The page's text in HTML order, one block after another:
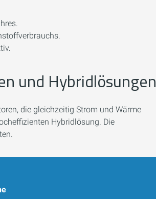
und Hybridlösungen
die gleichzeitig Strom und Wärme
Hybridlösung. Die